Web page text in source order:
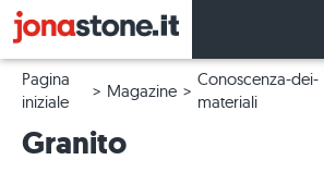
Pagina
iniziale
Magazine
Conoscenza-dei-
materiali
Granito